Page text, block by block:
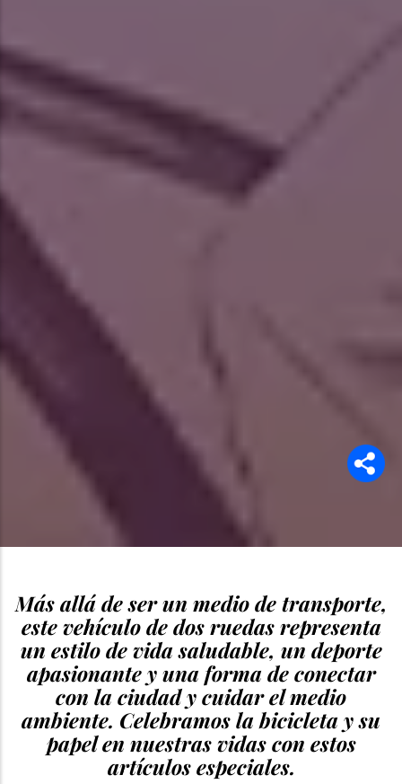
Más allá de ser un medio de transporte,
este vehículo de dos ruedas representa
un estilo de vida saludable, un deporte
apasionante y una forma de conectar
con la ciudad y cuidar el medio
ambiente. Celebramos la bicicleta y su
papel en nuestras vidas con estos
artículos especiales.